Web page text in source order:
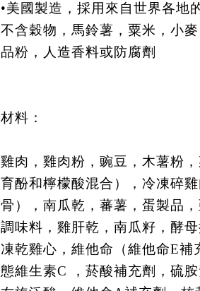
•美國製造，採用來自世界各地
不含穀物，馬鈴薯，粟米，小
品粉，人造香料或防腐劑
材料：
雞肉，雞肉粉，豌豆，木薯粉
育酚和檸檬酸混合），冷凍碎
骨），南瓜乾，蕃薯，蛋製品
調味料，雞肝乾，南瓜籽，酵母
凍乾雞心，維他命（維他命E補
態維生素C ，菸酸補充劑，硫胺